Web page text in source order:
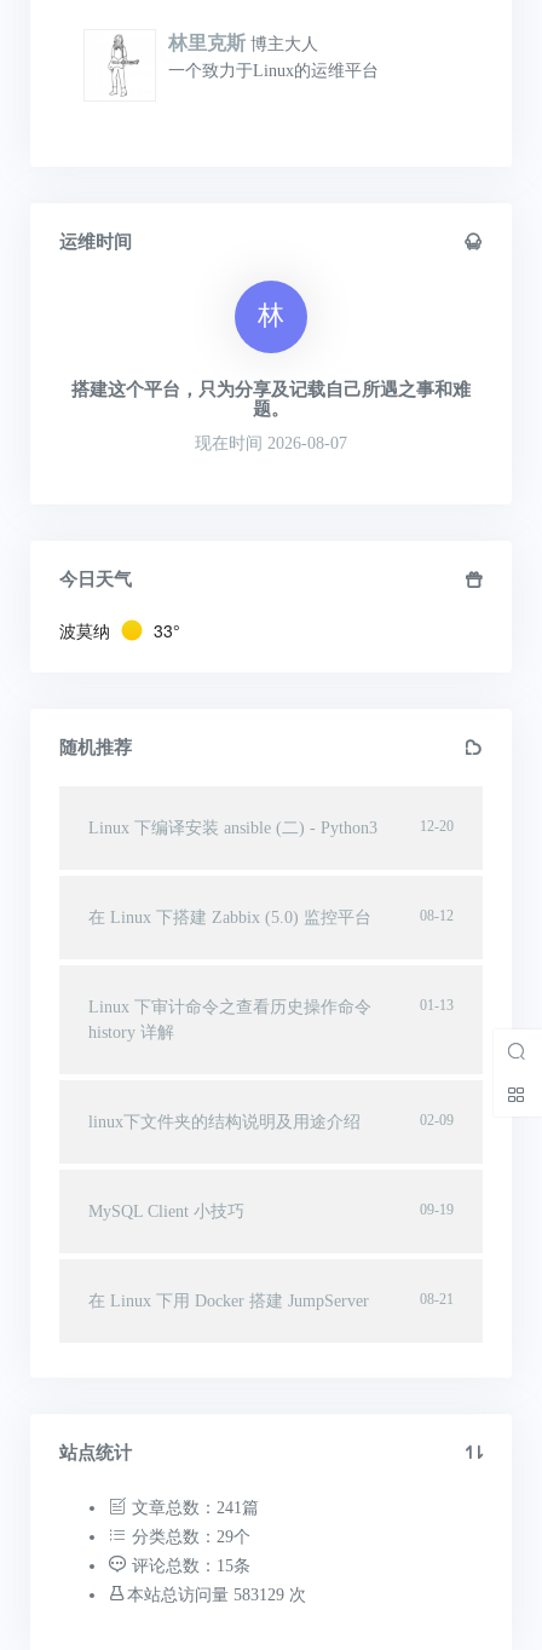
林里克斯 博主大人
一个致力于Linux的运维平台
运维时间
林
搭建这个平台，只为分享及记载自己所遇之事和难
题。
现在时间 2026-08-07
今日天气
波莫纳 33°
随机推荐
12-20
Linux 下编译安装 ansible (二) - Python3
08-12
在 Linux 下搭建 Zabbix (5.0) 监控平台
01-13
Linux 下审计命令之查看历史操作命令
history 详解
02-09
linux下文件夹的结构说明及用途介绍
09-19
MySQL Client 小技巧
08-21
在 Linux 下用 Docker 搭建 JumpServer
站点统计
文章总数：241篇
分类总数：29个
评论总数：15条
本站总访问量 583129 次